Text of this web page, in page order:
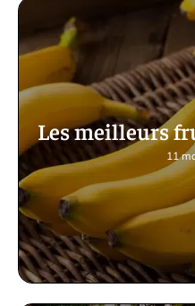
Les meilleurs
11